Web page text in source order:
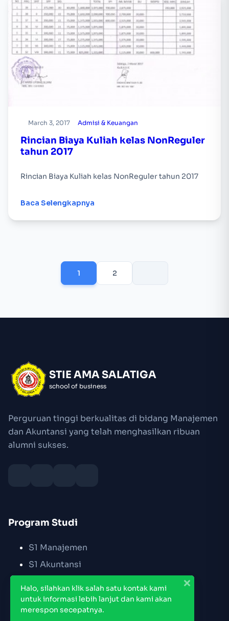
March 3, 2017 Admisi & Keuangan
Rincian Biaya Kuliah kelas NonReguler
tahun 2017
Rincian Biaya Kuliah kelas NonReguler tahun 2017
Baca Selengkapnya
1 2
STIE AMA SALATIGA
school of business
Perguruan tinggi berkualitas di bidang Manajemen
dan Akuntansi yang telah menghasilkan ribuan
alumni sukses.
Program Studi
S1 Manajemen
S1 Akuntansi
Halo, silahkan klik salah satu kontak kami
untuk informasi lebih lanjut dan kami akan
merespon secepatnya.